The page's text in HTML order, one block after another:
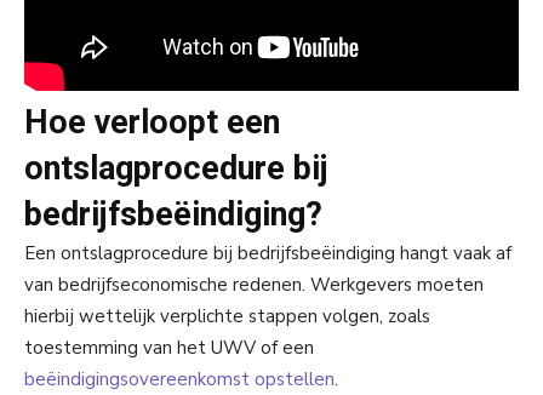
Hoe verloopt een
ontslagprocedure bij
bedrijfsbeëindiging?
Een ontslagprocedure bij bedrijfsbeëindiging hangt vaak af
van bedrijfseconomische redenen. Werkgevers moeten
hierbij wettelijk verplichte stappen volgen, zoals
toestemming van het UWV of een
beëindigingsovereenkomst opstellen.